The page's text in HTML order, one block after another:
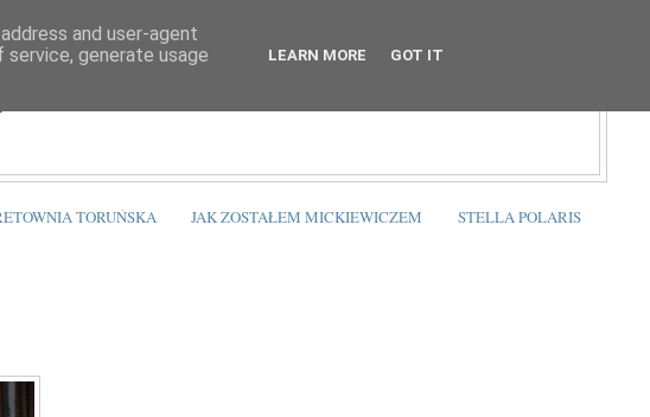
TORUŃSKA JAK ZOSTAŁEM MICKIEWICZEM STELLA POLARIS
and user-agent
generate usage
LEARN MORE GOT IT